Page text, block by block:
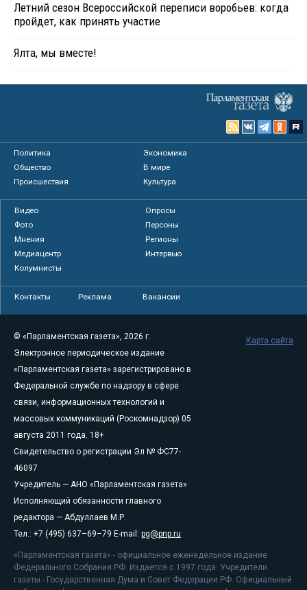
Летний сезон Всероссийской переписи воробьев: когда
пройдет, как принять участие
Ялта, мы вместе!
Политика
Экономика
Общество
В мире
Происшествия
Культура
Видео
Опросы
Фото
Персоны
Мнения
Регионы
Медиацентр
Интервью
Колумнисты
Контакты Реклама Вакансии
© «Парламентская газета», 2026 г.
Электронное периодическое издание
«Парламентская газета» зарегистрировано в
Федеральной службе по надзору в сфере
связи, информационных технологий и
массовых коммуникаций (Роскомнадзор) 05
августа 2011 года. 18+
Свидетельство о регистрации Эл № ФС77-
46097
Учредитель — АНО «Парламентская газета»
Исполняющий обязанности главного
редактора — Абдуллаев М.Р.
Тел.: +7 (495) 637–69–79 E-mail: pg@pnp.ru
«Парламентская газета» - официальное еженедельное издание
Федерального Собрания РФ. Издается с 1997 года. Учредители
газеты - Государственная Дума и Совет Федерации РФ. Официальный
Карта сайта